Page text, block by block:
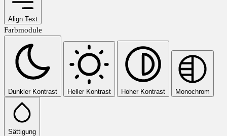
Align Text
Farbmodule
Dunkler Kontrast Heller Kontrast Hoher Kontrast Monochrom
Sättigung